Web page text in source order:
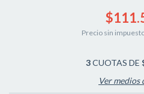
Precio sin
3CUOTAS DE
Ver medios